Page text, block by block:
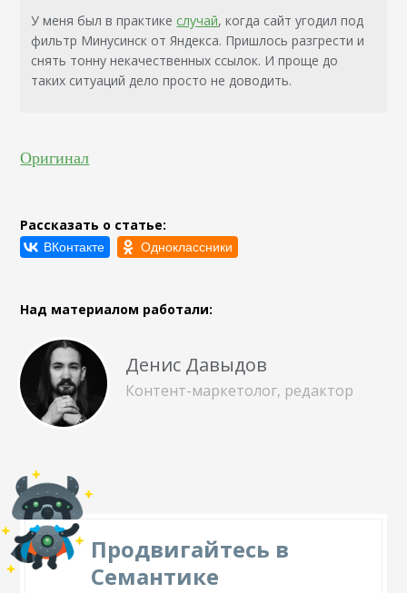
У меня был в практике случай, когда сайт угодил под
фильтр Минусинск от Яндекса. Пришлось разгрести и
снять тонну некачественных ссылок. И проще до
таких ситуаций дело просто не доводить.
Оригинал
Рассказать о статье:
Над материалом работали:
Денис Давыдов
Контент-маркетолог, редактор
Продвигайтесь в
Семантике